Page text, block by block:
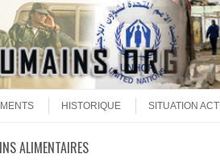
HISTORIQUE SITUATION
ALIMENTAIRES